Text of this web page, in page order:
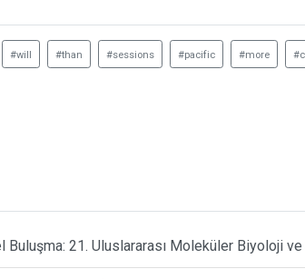
#will #than #sessions #pacific #more
Buluşma: 21. Uluslararası Moleküler Biyoloji ve